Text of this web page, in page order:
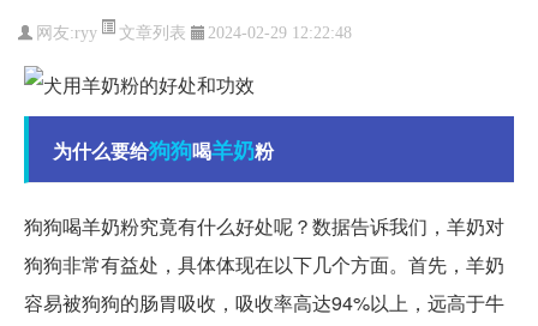
网友:ryy 文章列表 2024-02-29 12:22:48
为什么要给狗狗喝羊奶粉
狗狗喝羊奶粉究竟有什么好处呢？数据告诉我们，羊奶对
狗狗非常有益处，具体体现在以下几个方面。首先，羊奶
容易被狗狗的肠胃吸收，吸收率高达94%以上，远高于牛